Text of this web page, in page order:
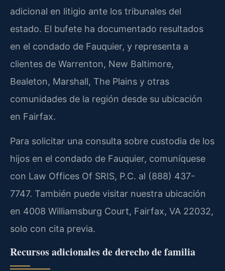
adicional en litigio ante los tribunales del
estado. El bufete ha documentado resultados
en el condado de Fauquier, y representa a
clientes de Warrenton, New Baltimore,
Bealeton, Marshall, The Plains y otras
comunidades de la región desde su ubicación
en Fairfax.
Para solicitar una consulta sobre custodia de los
hijos en el condado de Fauquier, comuníquese
con Law Offices Of SRIS, P.C. al (888) 437-
7747. También puede visitar nuestra ubicación
en 4008 Williamsburg Court, Fairfax, VA 22032,
solo con cita previa.
Recursos adicionales de derecho de familia